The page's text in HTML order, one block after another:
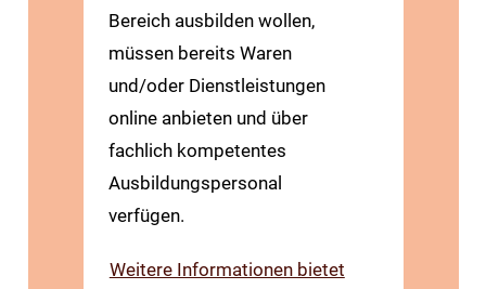
Bereich ausbilden wollen,
müssen bereits Waren
und/oder Dienst­leistungen
online anbieten und über
fachlich kompetentes
Ausbildungspersonal
verfügen.
Weitere Informationen bietet